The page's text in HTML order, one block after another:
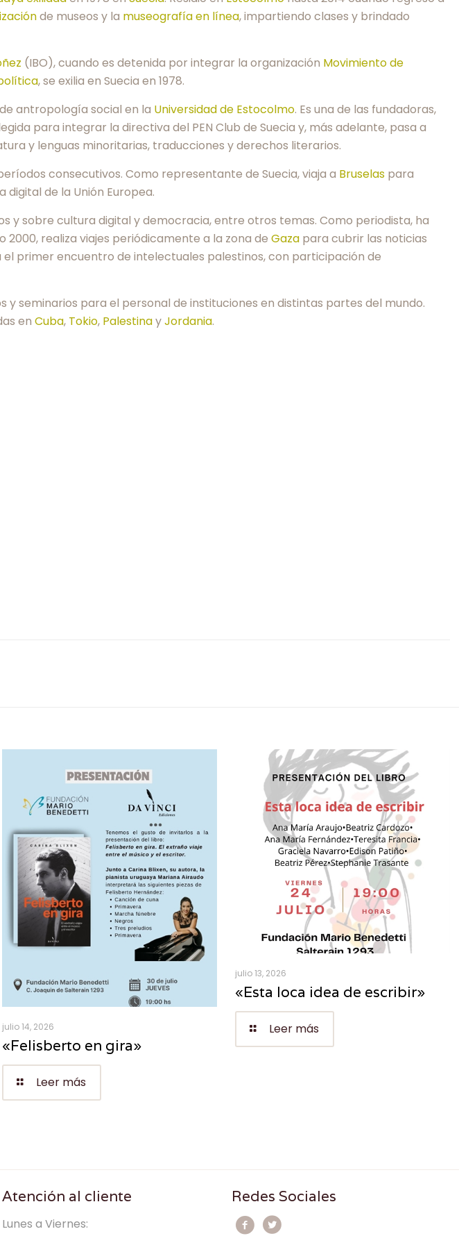
de museos y la museografíaen línea, impartiendo clases y brindado
(IBO), cuando es detenida por integrar la organización Movimiento de
, se exilia en Suecia en 1978.
antropología social en la Universidad de Estocolmo. Es una de las fundadoras,
para integrar la directiva del PEN Club de Suecia y, más adelante, pasa a
y lenguas minoritarias, traducciones y derechos literarios.
consecutivos. Como representante de Suecia, viaja a Bruselas para
de la Unión Europea.
y sobre cultura digital y democracia, entre otros temas. Como periodista, ha
2000, realiza viajes periódicamente a la zona deGaza para cubrir las noticias
el primer encuentro de intelectuales palestinos, con participación de
seminarios para el personal de instituciones en distintas partes del mundo.
enCuba, Tokio, PalestinayJordania.
julio 14, 2026
«Felisberto en gira»
Leer más
julio 13, 2026
«Esta loca idea de escribir»
Leer más
Atención al cliente
Lunes a Viernes:
Redes Sociales